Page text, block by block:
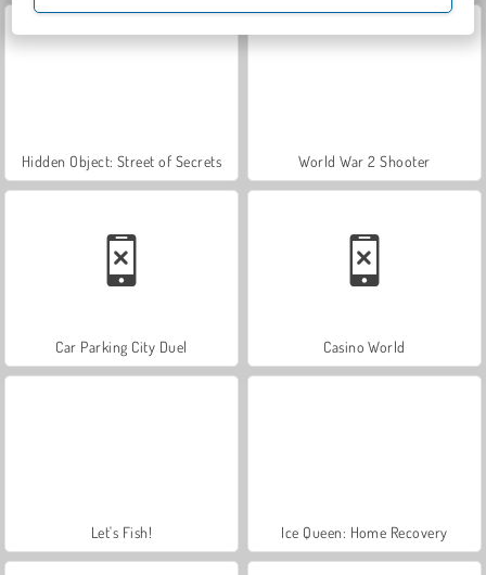
Hidden Object: Street of Secrets World War 2 Shooter
Car Parking City Duel Casino World
Let's Fish! Ice Queen: Home Recovery